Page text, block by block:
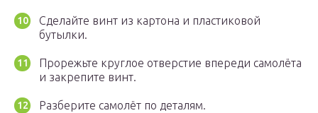
Сделайте винт из картона и пластиковой
бутылки.
Прорежьте круглое отверстие впереди самолёта
и закрепите винт.
Разберите самолёт по деталям.